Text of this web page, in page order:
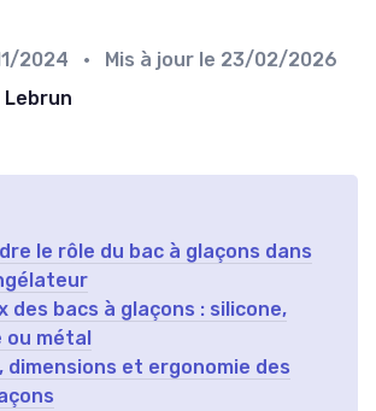
2024 • Mis à jour le 23/02/2026
Lebrun
le rôle du bac à glaçons dans
des bacs à glaçons : silicone,
ou métal
dimensions et ergonomie des